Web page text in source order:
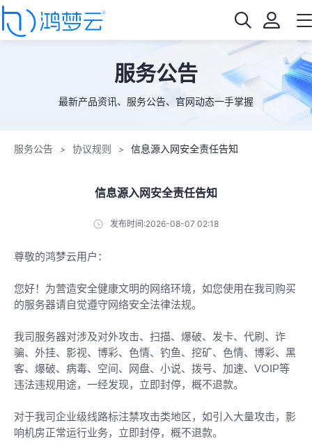
服务公告
最新产品资讯、服务公告、官网动态一手掌握
服务公告 > 协议规则 > 信息源入网安全责任告知
信息源入网安全责任告知
发布时间:2026-08-07 02:18
尊敬的鸿梦云用户：
您好！为营造安全健康文明的网络环境，如您使用在我司购买
的服务器请自觉遵守网络安全法律法规。
我司服务器对涉及对外攻击、扫描、爆破、发卡、代刷、诈
骗、外挂、影视、博彩、色情、钓鱼、挖矿、色情、博彩、黑
客、爆破、病毒、空间、网盘、小说、拨号、加速、VOIP等
违法违规用途，一经发现，立即封停，概不退款。
对于我司企业级线路标注禁攻击类地区，如引入大量攻击，影
响机房正常运行业务，立即封停，概不退款。